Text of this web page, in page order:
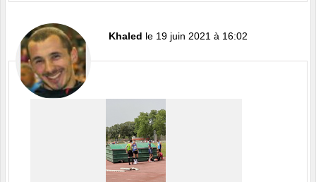
Khaled le 19 juin 2021 à 16:02